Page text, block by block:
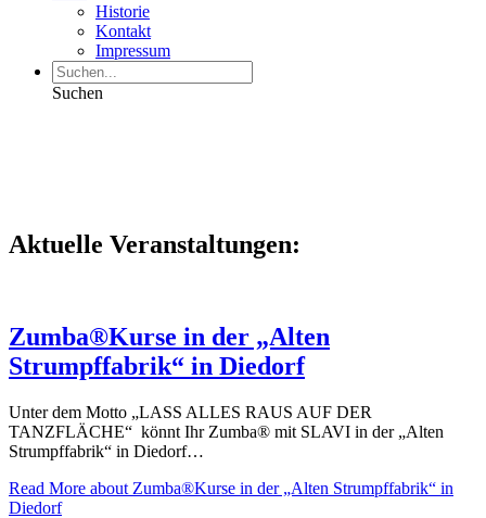
Historie
Kontakt
Impressum
Suchen
Aktuelle Veranstaltungen:
Zumba®Kurse in der „Alten
Strumpffabrik“ in Diedorf
Unter dem Motto „LASS ALLES RAUS AUF DER
TANZFLÄCHE“ könnt Ihr Zumba® mit SLAVI in der „Alten
Strumpffabrik“ in Diedorf…
Read More about Zumba®Kurse in der „Alten Strumpffabrik“ in
Diedorf